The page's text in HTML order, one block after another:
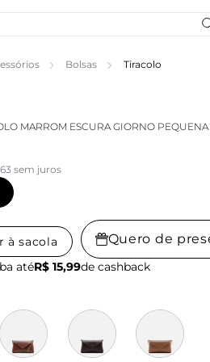
Bolsas Tiracolo
MARROM ESCURA GIORNO
sem juros
à sacola Quero de
atéR$ 15,99de cashback